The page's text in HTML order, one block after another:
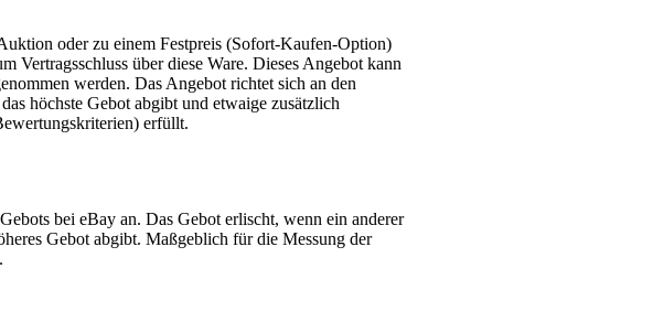
oder zu einem Festpreis (Sofort-Kaufen-Option)
Vertragsschluss über diese Ware. Dieses Angebot kann
werden. Das Angebot richtet sich an den
höchste Gebot abgibt und etwaige zusätzlich
erfüllt.
bei eBay an. Das Gebot erlischt, wenn ein anderer
Gebot abgibt. Maßgeblich für die Messung der